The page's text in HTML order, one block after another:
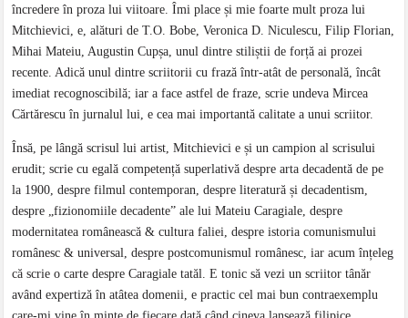
încredere în proza lui viitoare. Îmi place și mie foarte mult proza lui
Mitchievici, e, alături de T.O. Bobe , Veronica D. Niculescu , Filip Florian,
Mihai Mateiu , Augustin Cupșa , unul dintre stiliștii de forță ai prozei
recente. Adică unul dintre scriitorii cu frază într-atât de personală, încât
imediat recognoscibilă; iar a face astfel de fraze, scrie undeva Mircea
Cărtărescu în jurnalul lui, e cea mai importantă calitate a unui scriitor.
Însă, pe lângă scrisul lui artist, Mitchievici e și un campion al scrisului
erudit; scrie cu egală competență superlativă despre arta decadentă de pe
la 1900, despre filmul contemporan, despre literatură și decadentism,
despre „fizionomiile decadente” ale lui Mateiu Caragiale, despre
modernitatea românească & cultura faliei, despre istoria comunismului
românesc & universal, despre postcomunismul românesc, iar acum înțeleg
că scrie o carte despre Caragiale tatăl. E tonic să vezi un scriitor tânăr
având expertiză în atâtea domenii, e practic cel mai bun contraexemplu